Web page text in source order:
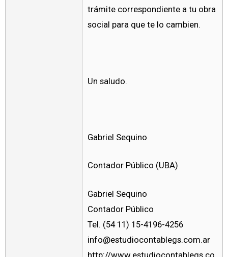
trámite correspondiente a tu obra
social para que te lo cambien.
Un saludo.
Gabriel Sequino
Contador Público (UBA)
Gabriel Sequino
Contador Público
Tel. (54 11) 15-4196-4256
info@estudiocontablegs.com.ar
http://www.estudiocontablegs.co